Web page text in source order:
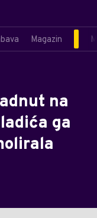
Magazin
na
ga